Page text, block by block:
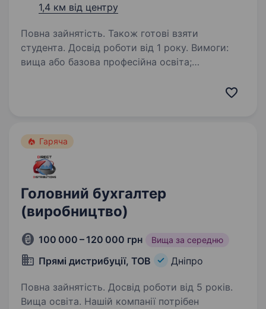
1,4 км від центру
Повна зайнятість. Також готові взяти
студента. Досвід роботи від 1 року. Вимоги:
вища або базова професійна освіта;
податків…
Гаряча
Головний бухгалтер
(виробництво)
100 000 – 120 000 грн Вища за середню
Прямі дистрибуції, ТОВ Дніпро
Повна зайнятість. Досвід роботи від 5 років.
Вища освіта. Нашій компанії потрібен